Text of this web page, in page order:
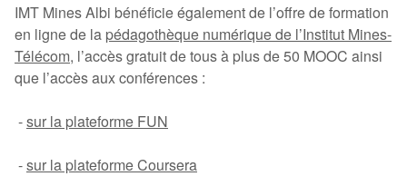
IMT Mines Albi bénéficie également de l’offre de formation
en ligne de la pédagothèque numérique de l’Institut Mines-
Télécom, l’accès gratuit de tous à plus de 50 MOOC ainsi
que l’accès aux conférences :
-sur la plateforme FUN
-sur la plateforme Coursera